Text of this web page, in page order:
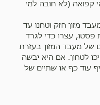
קפואה (לא חובה למי
מזון חזק וטחנו עד
עצרו כדי לגרד
של מעבד המזון בעזרת
לטחון. אם היא יבשה
עוד כף או שתיים של